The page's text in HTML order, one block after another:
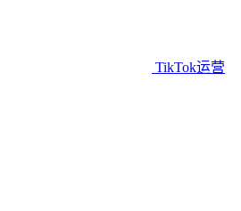
TikTok运营